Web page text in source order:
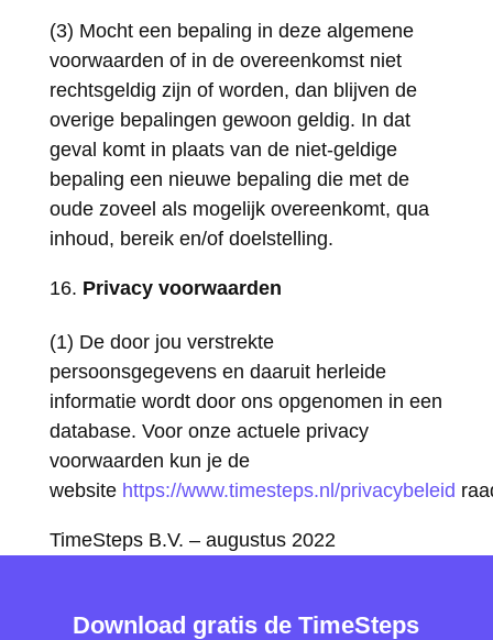
(3) Mocht een bepaling in deze algemene
voorwaarden of in de overeenkomst niet
rechtsgeldig zijn of worden, dan blijven de
overige bepalingen gewoon geldig. In dat
geval komt in plaats van de niet-geldige
bepaling een nieuwe bepaling die met de
oude zoveel als mogelijk overeenkomt, qua
inhoud, bereik en/of doelstelling.
Privacy voorwaarden
(1) De door jou verstrekte
persoonsgegevens en daaruit herleide
informatie wordt door ons opgenomen in een
database. Voor onze actuele privacy
voorwaarden kun je de
website https://www.timesteps.nl/privacybeleid
TimeSteps B.V. – augustus 2022
Download gratis de TimeSteps